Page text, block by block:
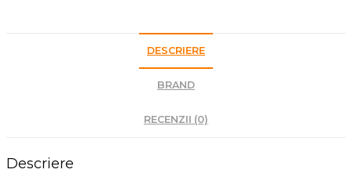
DESCRIERE
BRAND
RECENZII (0)
Descriere